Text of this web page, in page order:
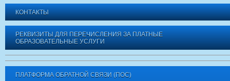
КОНТАКТЫ
РЕКВИЗИТЫ ДЛЯ ПЕРЕЧИСЛЕНИЯ ЗА ПЛАТНЫЕ
ОБРАЗОВАТЕЛЬНЫЕ УСЛУГИ
ПЛАТФОРМА ОБРАТНОЙ СВЯЗИ (ПОС)